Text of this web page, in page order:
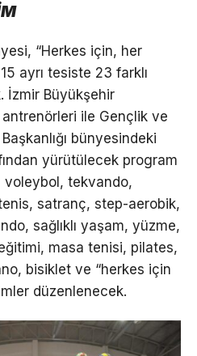
“Herkes için, her
ayrı tesiste 23 farklı
İzmir Büyükşehir
ile Gençlik ve
bünyesindeki
yürütülecek program
voleybol, tekvando,
satranç, step-aerobik,
sağlıklı yaşam, yüzme,
masa tenisi, pilates,
bisiklet ve “herkes için
düzenlenecek.